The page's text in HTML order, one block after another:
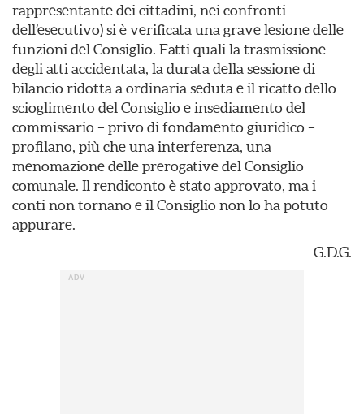
rappresentante dei cittadini, nei confronti
dell’esecutivo) si è verificata una grave lesione delle
funzioni del Consiglio. Fatti quali la trasmissione
degli atti accidentata, la durata della sessione di
bilancio ridotta a ordinaria seduta e il ricatto dello
scioglimento del Consiglio e insediamento del
commissario – privo di fondamento giuridico –
profilano, più che una interferenza, una
menomazione delle prerogative del Consiglio
comunale. Il rendiconto è stato approvato, ma i
conti non tornano e il Consiglio non lo ha potuto
appurare.
G.D.G.